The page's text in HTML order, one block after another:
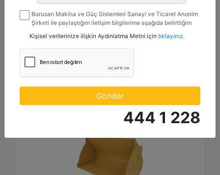
54.4 inç - 1381 mm
Ağırlık :
Detay Teklif Al
Borusan Makina ve Güç Sistemleri Sanayi ve Ticaret Anonim
Şirketi ile paylaştığım iletişim bilgilerime aşağıda belirttiğim
mesaj gönderilmesine izin veriyorum.
Kişisel verilerinize ilişkin Aydınlatma Metni için tıklayınız.
Gönder
444 1 228